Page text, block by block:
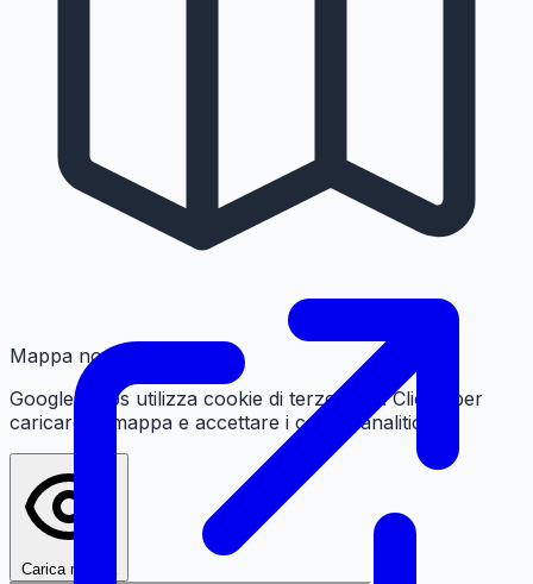
Mappa non caricata
Google Maps utilizza cookie di terze parti. Clicca per
caricare la mappa e accettare i cookie analitici.
Carica mappa